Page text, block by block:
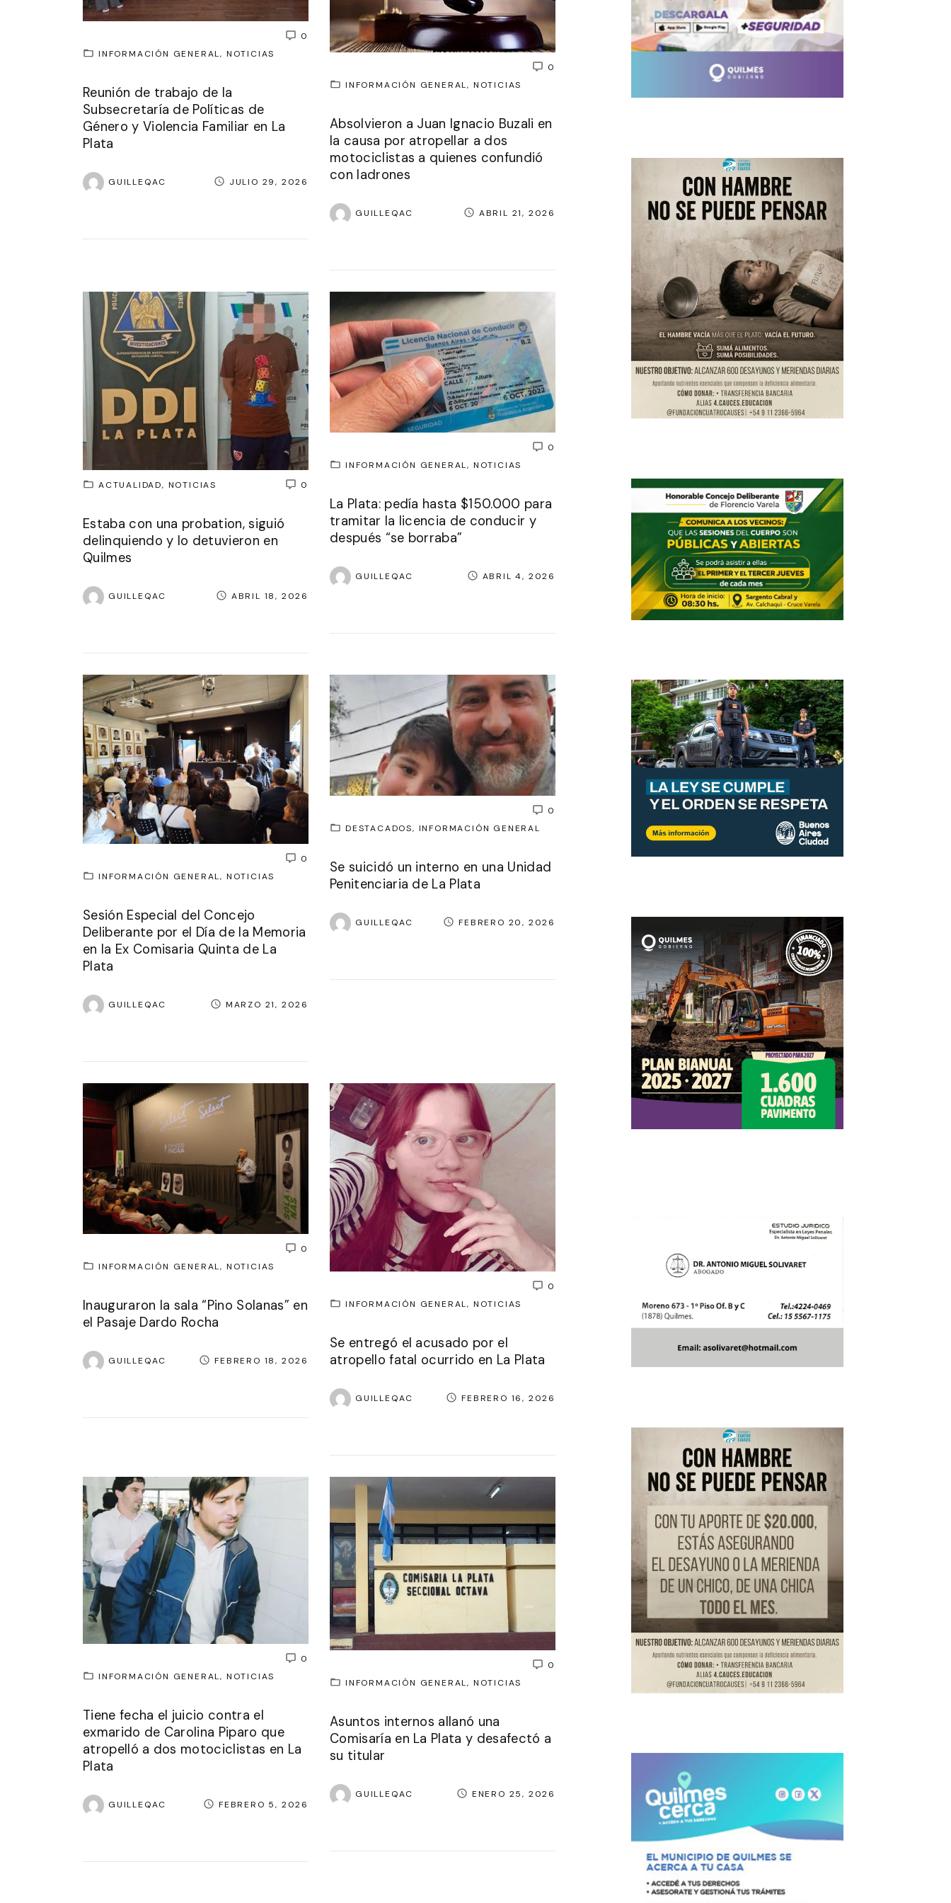
0
INFORMACIÓN GENERAL NOTICIAS
Reunión de trabajo de la
Subsecretaría de Políticas de
Género y Violencia Familiar en La
Plata
GUILLEQAC JULIO 29, 2026
0
INFORMACIÓN GENERAL NOTICIAS
Absolvieron a Juan Ignacio Buzali en
la causa por atropellar a dos
motociclistas a quienes confundió
con ladrones
GUILLEQAC ABRIL 21, 2026
0
ACTUALIDAD NOTICIAS
Estaba con una probation, siguió
delinquiendo y lo detuvieron en
Quilmes
GUILLEQAC ABRIL 18, 2026
0
INFORMACIÓN GENERAL NOTICIAS
La Plata: pedía hasta $150.000 para
tramitar la licencia de conducir y
después “se borraba”
GUILLEQAC ABRIL 4, 2026
0
INFORMACIÓN GENERAL NOTICIAS
Sesión Especial del Concejo
Deliberante por el Día de la Memoria
en la Ex Comisaria Quinta de La
Plata
GUILLEQAC MARZO 21, 2026
0
DESTACADOS
INFORMACIÓN GENERAL
Se suicidó un interno en una Unidad
Penitenciaria de La Plata
GUILLEQAC FEBRERO 20, 2026
0
INFORMACIÓN GENERAL NOTICIAS
Inauguraron la sala “Pino Solanas” en
el Pasaje Dardo Rocha
GUILLEQAC FEBRERO 18, 2026
0
INFORMACIÓN GENERAL NOTICIAS
Se entregó el acusado por el
atropello fatal ocurrido en La Plata
GUILLEQAC FEBRERO 16, 2026
0
INFORMACIÓN GENERAL NOTICIAS
Tiene fecha el juicio contra el
exmarido de Carolina Piparo que
atropelló a dos motociclistas en La
Plata
GUILLEQAC FEBRERO 5, 2026
0
INFORMACIÓN GENERAL NOTICIAS
Asuntos internos allanó una
Comisaría en La Plata y desafectó a
su titular
GUILLEQAC ENERO 25, 2026